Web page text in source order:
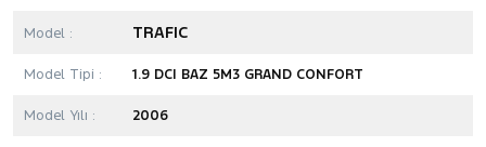
Model : TRAFIC
Model Tipi : 1.9 DCI BAZ 5M3 GRAND CONFORT
Model Yılı : 2006